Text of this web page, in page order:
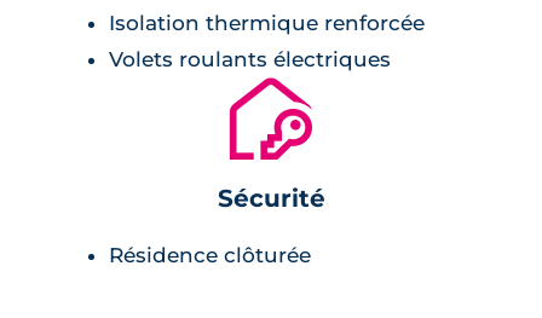
Isolation thermique renforcée
Volets roulants électriques
🔐
Sécurité
Résidence clôturée